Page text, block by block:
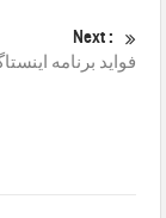
Next :
فواید برنامه